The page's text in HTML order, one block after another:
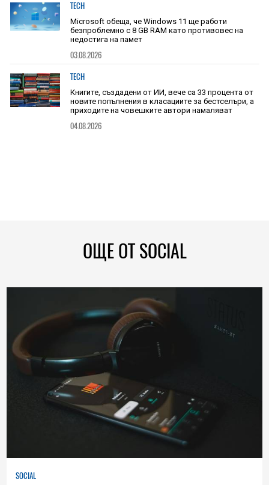
TECH
Microsoft обеща, че Windows 11 ще работи
безпроблемно с 8 GB RAM като противовес на
недостига на памет
03.08.2026
TECH
Книгите, създадени от ИИ, вече са 33 процента от
новите попълнения в класациите за бестселъри, а
приходите на човешките автори намаляват
04.08.2026
ОЩЕ ОТ SOCIAL
SOCIAL